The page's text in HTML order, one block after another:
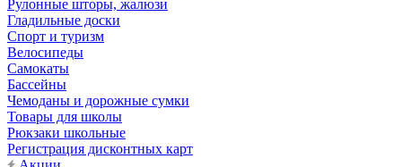
Рулонные шторы, жалюзи
Гладильные доски
Спорт и туризм
Велосипеды
Самокаты
Бассейны
Чемоданы и дорожные сумки
Товары для школы
Рюкзаки школьные
Регистрация дисконтных карт